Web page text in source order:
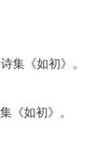
《如初》。